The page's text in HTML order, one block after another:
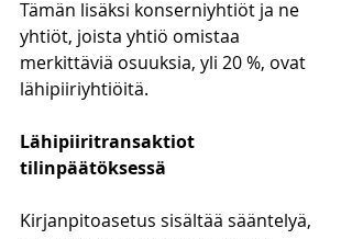
Tämän lisäksi konserniyhtiöt ja ne
yhtiöt, joista yhtiö omistaa
merkittäviä osuuksia, yli 20 %, ovat
lähipiiriyhtiöitä.
Lähipiiritransaktiot
tilinpäätöksessä
Kirjanpitoasetus sisältää sääntelyä,